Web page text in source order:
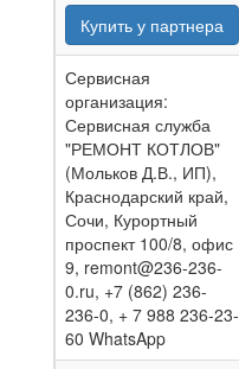
Купить у партнера
Сервисная
организация:
Сервисная служба
"РЕМОНТ КОТЛОВ"
(Мольков Д.В., ИП),
Краснодарский край,
Сочи, Курортный
проспект 100/8, офис
9, remont@236-236-
0.ru, +7 (862) 236-
236-0, + 7 988 236-23-
60 WhatsApp